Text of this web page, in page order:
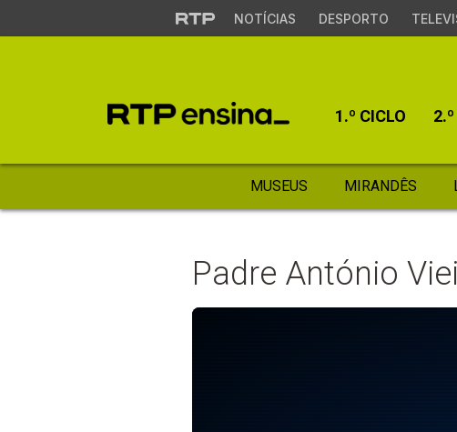
NOTÍCIAS DESPORTO
1.º CICLO
MUSEUS MIRANDÊS
Padre António